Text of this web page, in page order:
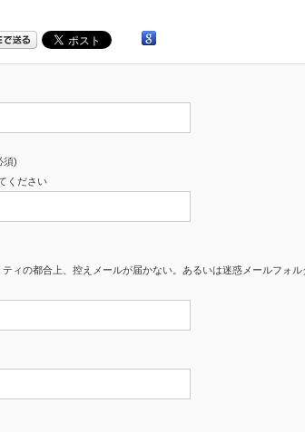
須)
ください
ィの都合上、控えメールが届かない。あるいは迷惑メールフォル